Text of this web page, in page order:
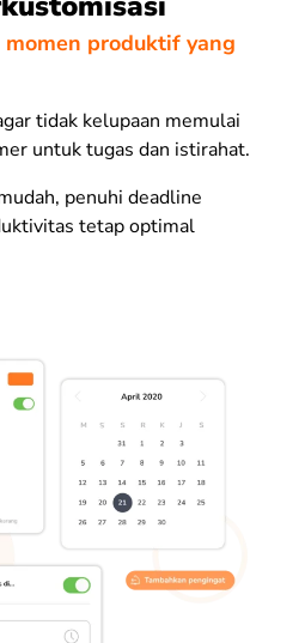
produktif yang
tidak kelupaan memulai
untuk tugas dan istirahat.
penuhi deadline
tetap optimal